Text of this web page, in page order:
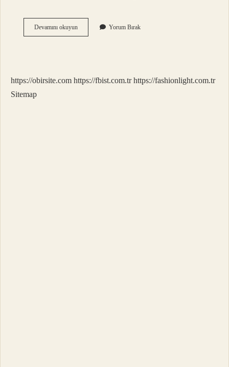
Devamını okuyunNarval
Hangi
Yorum Bırak
https://obirsite.com https://fbist.com.tr https://fashionlight.com.tr
Sitemap